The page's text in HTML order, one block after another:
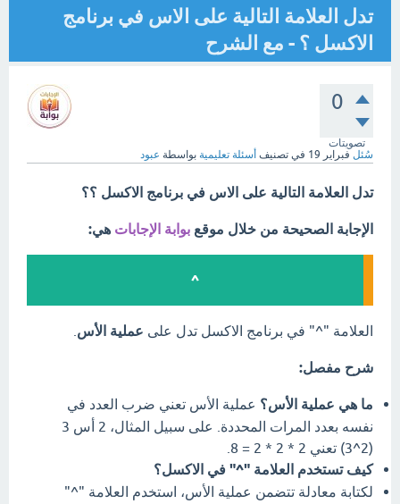
تدل العلامة التالية على الاس في برنامج
الاكسل ؟ - مع الشرح
0
تصويتات
سُئل فبراير 19 في تصنيف أسئلة تعليمية بواسطة عبود
تدل العلامة التالية على الاس في برنامج الاكسل ؟؟
الإجابة الصحيحة من خلال موقع بوابة الإجابات هي:
^
العلامة "^" في برنامج الاكسل تدل على عملية الأس
شرح مفصل:
ما هي عملية الأس؟ عملية الأس تعني ضرب العدد في
نفسه بعدد المرات المحددة. على سبيل المثال، 2 أس 3
(2^3) تعني 2 * 2 * 2 = 8.
كيف تستخدم العلامة "^" في الاكسل؟
لكتابة معادلة تتضمن عملية الأس، استخدم العلامة "^"